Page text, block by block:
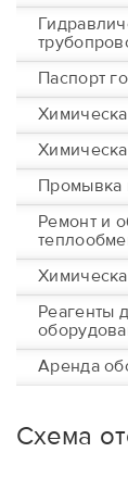
Паспорт
Промывка
Ремонт и
Реагенты
Аренда
Схема